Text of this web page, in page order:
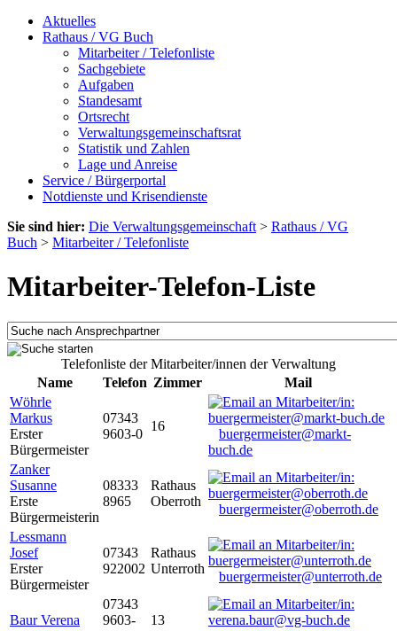
Aktuelles
Rathaus / VG Buch
Mitarbeiter / Telefonliste
Sachgebiete
Aufgaben
Standesamt
Ortsrecht
Verwaltungsgemeinschaftsrat
Statistik und Zahlen
Lage und Anreise
Service / Bürgerportal
Notdienste und Krisendienste
Sie sind hier: Die Verwaltungsgemeinschaft > Rathaus / VG
Buch > Mitarbeiter / Telefonliste
Mitarbeiter-Telefon-Liste
Telefonliste der Mitarbeiter/innen der Verwaltung
Name
Telefon Zimmer
Mail
Wöhrle
Markus
Erster
Bürgermeister
07343
9603-0
16
buergermeister@markt-
buch.de
Zanker
Susanne
Erste
Bürgermeisterin
08333
8965
Rathaus
Oberroth
buergermeister@oberroth.de
Lessmann
Josef
Erster
Bürgermeister
07343
922002
Rathaus
Unterroth
buergermeister@unterroth.de
Baur Verena
07343
9603-
13